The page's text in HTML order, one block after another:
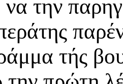
την
τής